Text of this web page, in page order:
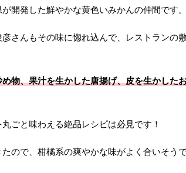
開発した鮮やかな黄色いみかんの仲間です。
さんもその味に惚れ込んで、レストランの
物、果汁を生かした唐揚げ、皮を生かした
ごと味わえる絶品レシピは必見です！
ので、柑橘系の爽やかな味がよく合いそうで